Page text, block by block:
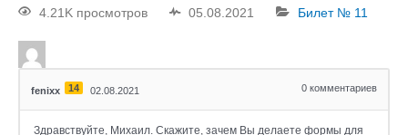
4.21K просмотров 05.08.2021 Билет № 11
fenixx 14 02.08.2021 0 комментариев
Здравствуйте, Михаил. Скажите, зачем Вы делаете формы для